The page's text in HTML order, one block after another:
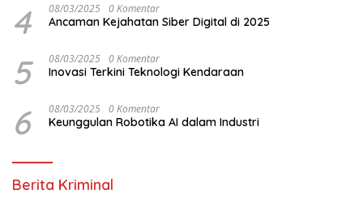
4 08/03/2025 0 Komentar
Ancaman Kejahatan Siber Digital di 2025
5 08/03/2025 0 Komentar
Inovasi Terkini Teknologi Kendaraan
6 08/03/2025 0 Komentar
Keunggulan Robotika AI dalam Industri
Berita Kriminal